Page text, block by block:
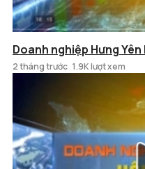
Doanh nghiệp Hưng
2 tháng trước 1.9K lượt xem